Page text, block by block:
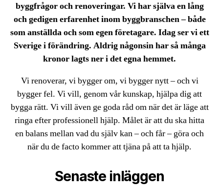
byggfrågor och renoveringar. Vi har själva en lång
och gedigen erfarenhet inom byggbranschen – både
som anställda och som egen företagare. Idag ser vi ett
Sverige i förändring. Aldrig någonsin har så många
kronor lagts ner i det egna hemmet.
Vi renoverar, vi bygger om, vi bygger nytt – och vi
bygger fel. Vi vill, genom vår kunskap, hjälpa dig att
bygga rätt. Vi vill även ge goda råd om när det är läge att
ringa efter professionell hjälp. Målet är att du ska hitta
en balans mellan vad du själv kan – och får – göra och
när du de facto kommer att tjäna på att ta hjälp.
Senaste inläggen